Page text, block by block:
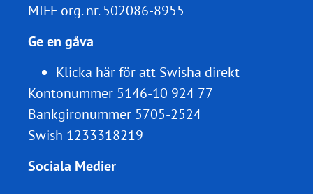
MIFF org. nr.502086-8955
Ge en gåva
Klicka här för att Swisha direkt
Kontonummer 5146-10 924 77
Bankgironummer 5705-2524
Swish 1233318219
Sociala Medier